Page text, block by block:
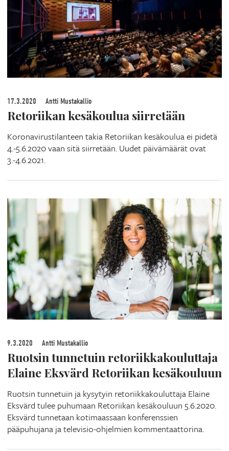
17.3.2020 Antti Mustakallio
Retoriikan kesäkoulua siirretään
Koronavirustilanteen takia Retoriikan kesäkoulua ei pidetä
4.-5.6.2020 vaan sitä siirretään. Uudet päivämäärät ovat
3.-4.6.2021.
9.3.2020 Antti Mustakallio
Ruotsin tunnetuin retoriikkakouluttaja
Elaine Eksvärd Retoriikan kesäkouluun
Ruotsin tunnetuin ja kysytyin retoriikkakouluttaja Elaine
Eksvärd tulee puhumaan Retoriikan kesäkouluun 5.6.2020.
Eksvärd tunnetaan kotimaassaan konferenssien
pääpuhujana ja televisio-ohjelmien kommentaattorina.